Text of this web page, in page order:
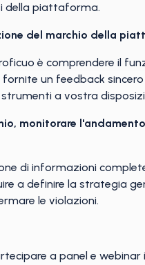
della piattaforma.
del marchio della
è comprendere il
un feedback
a vostra
monitorare
di informazioni
a definire la strategia
le violazioni.
a panel e webinar